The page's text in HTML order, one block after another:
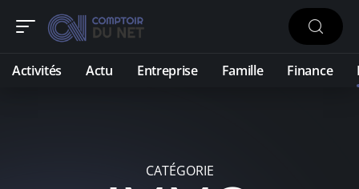
Activités Actu Entreprise Famille Finance
CATÉGORIE